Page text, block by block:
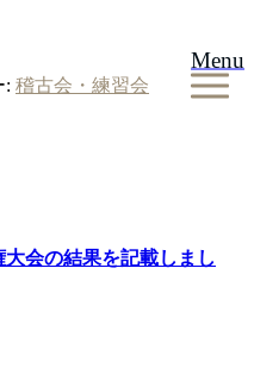
Menu
: 稽古会・練習会
会の結果を記載しまし